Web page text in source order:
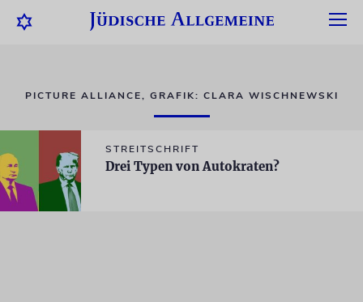
PICTURE ALLIANCE, GRAFIK: CLARA WISCHNEWSKI
STREITSCHRIFT
Drei Typen von Autokraten?